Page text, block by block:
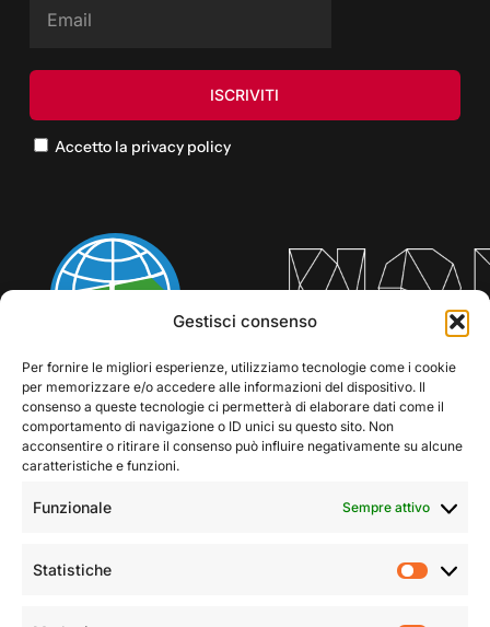
Gestisci consenso
Per fornire le migliori esperienze, utilizziamo tecnologie come i cookie
per memorizzare e/o accedere alle informazioni del dispositivo. Il
consenso a queste tecnologie ci permetterà di elaborare dati come il
comportamento di navigazione o ID unici su questo sito. Non
acconsentire o ritirare il consenso può influire negativamente su alcune
caratteristiche e funzioni.
Funzionale Sempre attivo
Statistiche
Accetto la privacy policy